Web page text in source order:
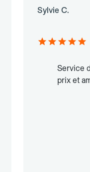
Sylvie C.
Service
prix et